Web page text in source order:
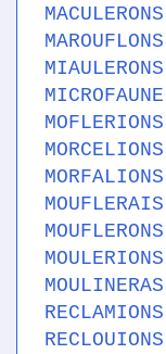
MACULERONS
MAROUFLONS
MIAULERONS
MICROFAUNE
MOFLERIONS
MORCELIONS
MORFALIONS
MOUFLERAIS
MOUFLERONS
MOULERIONS
MOULINERAS
RECLAMIONS
RECLOUIONS